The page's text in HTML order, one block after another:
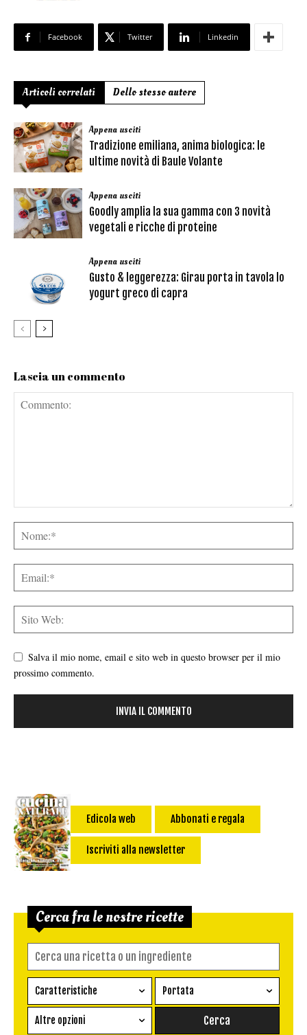
Facebook Twitter Linkedin
Articoli correlati Dello stesso autore
Appena usciti
Tradizione emiliana, anima biologica: le
ultime novità di Baule Volante
Appena usciti
Goodly amplia la sua gamma con 3 novità
vegetali e ricche di proteine
Appena usciti
Gusto & leggerezza: Girau porta in tavola lo
yogurt greco di capra
Lascia un commento
Salva il mio nome, email e sito web in questo browser per il mio
prossimo commento.
Edicola web Abbonati e regala
Iscriviti alla newsletter
Cerca fra le nostre ricette
Caratteristiche
Ricetta vegetariana
Portata
Altre opzioni